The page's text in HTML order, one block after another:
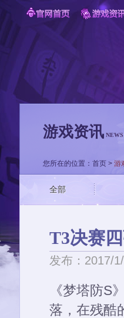
游戏资讯 NEWS
您所在的位置： 首页 > 游
全部
T3决赛
发布：2017/
《梦塔防S
落，在残酷